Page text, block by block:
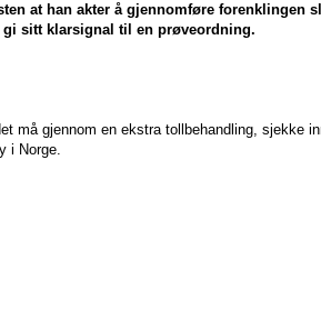
at han akter å gjennomføre forenklingen
sitt klarsignal til en prøveordning.
må gjennom en ekstra tollbehandling, sjekke
i Norge.